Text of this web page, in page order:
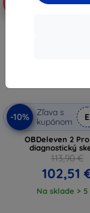
-10%
Zľava s
kupónom
OBDeleven 2
diagnostický
113,90 €
102,51
Na sklade > 5